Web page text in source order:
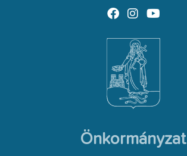
Önkormányzat